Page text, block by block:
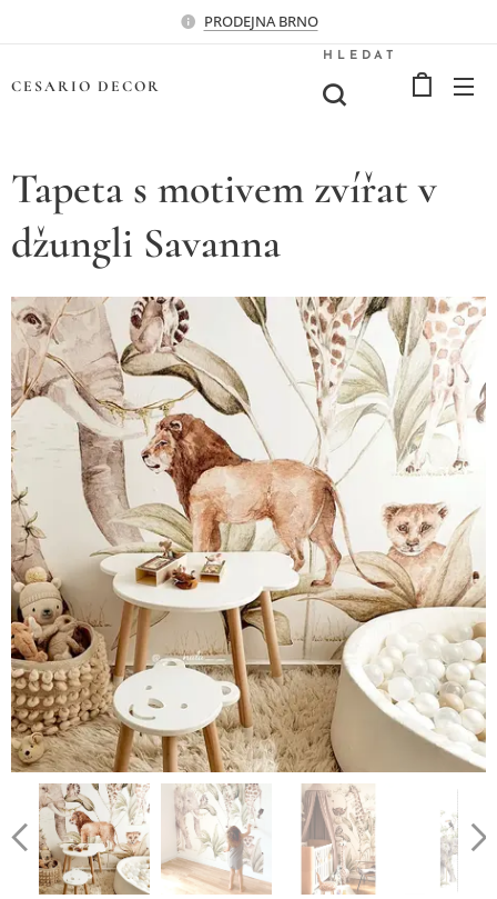
PRODEJNA BRNO
CESARIO DECOR
HLEDAT
Tapeta s motivem zvířat v
džungli Savanna
100cm
150cm
200cm
300cm
350cm
450
400cm
500cm